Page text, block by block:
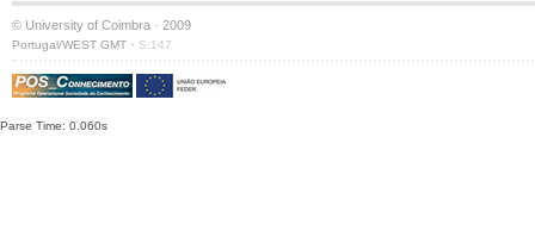
© University of Coimbra · 2009
Portugal/WEST GMT · S:147
Parse Time: 0.060s